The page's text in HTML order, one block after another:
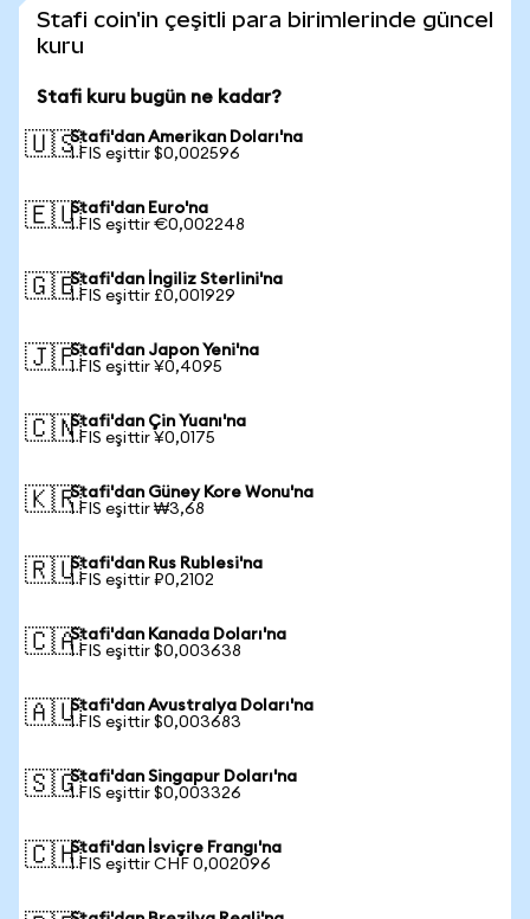
Stafi coin'in çeşitli para birimlerinde güncel
kuru
Stafi kuru bugün ne kadar?
🇺🇸Stafi'dan Amerikan Doları'na
1 FIS eşittir $0,002596
🇪🇺Stafi'dan Euro'na
1 FIS eşittir €0,002248
🇬🇧Stafi'dan İngiliz Sterlini'na
1 FIS eşittir £0,001929
🇯🇵Stafi'dan Japon Yeni'na
1 FIS eşittir ¥0,4095
🇨🇳Stafi'dan Çin Yuanı'na
1 FIS eşittir ¥0,0175
🇰🇷Stafi'dan Güney Kore Wonu'na
1 FIS eşittir ₩3,68
🇷🇺Stafi'dan Rus Rublesi'na
1 FIS eşittir ₽0,2102
🇨🇦Stafi'dan Kanada Doları'na
1 FIS eşittir $0,003638
🇦🇺Stafi'dan Avustralya Doları'na
1 FIS eşittir $0,003683
🇸🇬Stafi'dan Singapur Doları'na
1 FIS eşittir $0,003326
🇨🇭Stafi'dan İsviçre Frangı'na
1 FIS eşittir CHF 0,002096